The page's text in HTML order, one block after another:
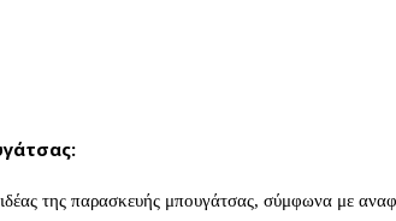
της παρασκευής μπουγάτσας, σύμφωνα με